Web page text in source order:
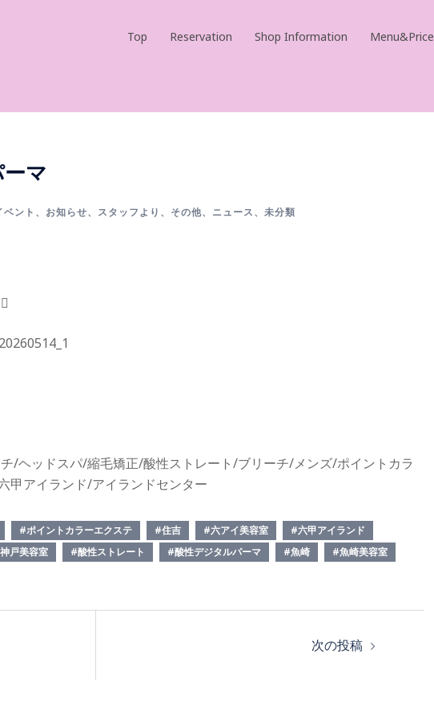
Top Reservation Shop Information Menu&Price
マ
ベント 、 お知らせ、 スタッフより 、 その他、 ニュース、 未分類
/ヘッドスパ/縮毛矯正/酸性ストレート/ブリーチ/メンズ/ポイントカラ
甲アイランド/アイランドセンター
#ポイントカラーエクステ #住吉 #六アイ美容室
#六甲アイランド
戸美容室 #酸性ストレート #酸性デジタルパーマ #魚崎 #魚崎美容室
次の投稿